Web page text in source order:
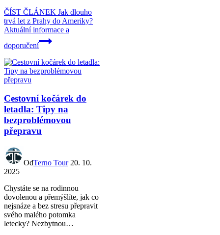
ČÍST ČLÁNEK Jak dlouho
trvá let z Prahy do Ameriky?
Aktuální informace a
doporučení
Cestovní kočárek do
letadla: Tipy na
bezproblémovou
přepravu
OdTerno Tour 20. 10.
2025
Chystáte se na rodinnou
dovolenou a přemýšlíte, jak co
nejsnáze a bez stresu přepravit
svého malého potomka
letecky? Nezbytnou…